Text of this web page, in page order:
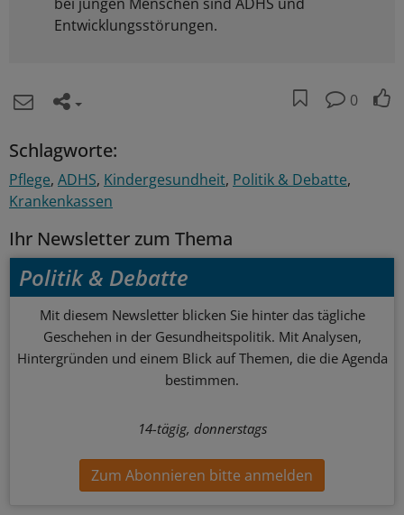
Entwicklungsstörungen.
0
Schlagworte:
Pflege ADHS Kindergesundheit Politik & Debatte
Krankenkassen
Ihr Newsletter zum Thema
Politik & Debatte
Mit diesem Newsletter blicken Sie hinter das tägliche
Geschehen in der Gesundheitspolitik. Mit Analysen,
Hintergründen und einem Blick auf Themen, die die Agenda
bestimmen.
14-tägig, donnerstags
Zum Abonnieren bitte anmelden